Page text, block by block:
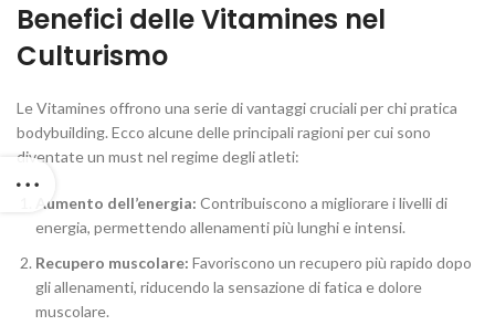
Benefici delle Vitamines nel
Culturismo
Le Vitamines offrono una serie di vantaggi cruciali per chi pratica
bodybuilding. Ecco alcune delle principali ragioni per cui sono
diventate un must nel regime degli atleti:
Aumento dell’energia: Contribuiscono a migliorare i livelli di
energia, permettendo allenamenti più lunghi e intensi.
Recupero muscolare: Favoriscono un recupero più rapido dopo
gli allenamenti, riducendo la sensazione di fatica e dolore
muscolare.